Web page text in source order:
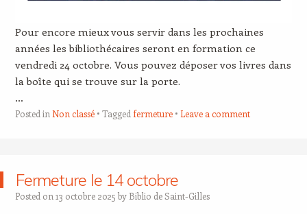
Pour encore mieux vous servir dans les prochaines
années les bibliothécaires seront en formation ce
vendredi 24 octobre. Vous pouvez déposer vos livres dans
la boîte qui se trouve sur la porte.
…
Posted in Non classé Tagged fermeture Leave a comment
Fermeture le 14 octobre
Posted on 13 octobre 2025 by Biblio de Saint-Gilles